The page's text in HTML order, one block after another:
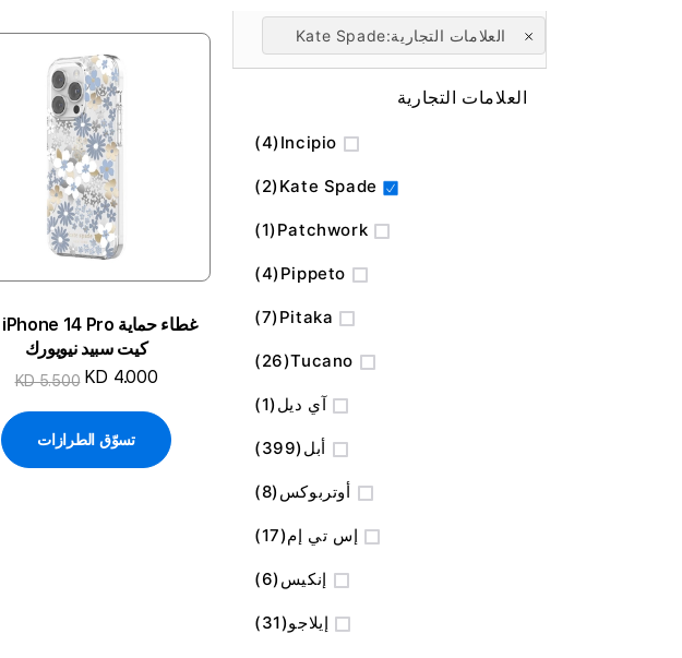
كيت سبيد نيويورك
KD 4.000
KD 5.500
تسوّق الطرازات
العلامات التجارية Kate Spade
العلامات التجارية
Incipio
4
المنتج
Kate Spade
2
المنتج
Patchwork
1
منتج
Pippeto
4
المنتج
Pitaka
7
المنتج
Tucano
26
المنتج
آي ديل 1
منتج
أبل 399
المنتج
أوتربوكس 8
المنتج
إس تي إم 17
المنتج
إنكيس 6
المنتج
إيلاجو 31
المنتج